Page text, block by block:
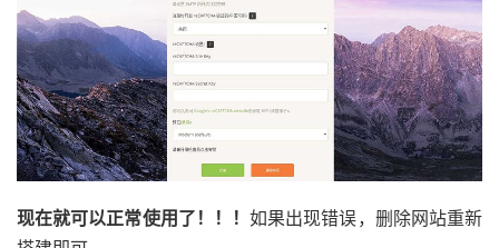
现在就可以正常使用了！！！如果出现错误，删除网站重新